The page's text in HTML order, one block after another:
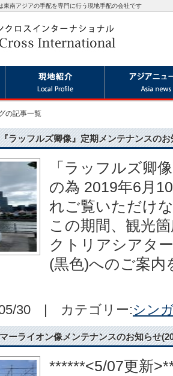
東南アジアの手配を専門に行う現地手配の会社です
の記事一覧
ラッフルズ卿像』定期メンテナンスのお
「ラッフルズ卿
の為 2019年6月
れご覧いただけ
この期間、観光
クトリアシアタ
(黒色)へのご案内
05/30 | カテゴリー:シン
ーライオン像メンテナンスのお知らせ
******<5/07更新